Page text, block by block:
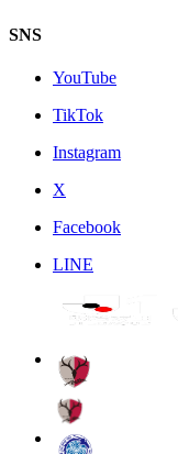
SNS
YouTube
TikTok
Instagram
X
Facebook
LINE